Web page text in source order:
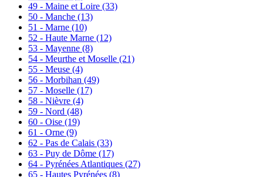
49 - Maine et Loire (33)
50 - Manche (13)
51 - Marne (10)
52 - Haute Marne (12)
53 - Mayenne (8)
54 - Meurthe et Moselle (21)
55 - Meuse (4)
56 - Morbihan (49)
57 - Moselle (17)
58 - Nièvre (4)
59 - Nord (48)
60 - Oise (19)
61 - Orne (9)
62 - Pas de Calais (33)
63 - Puy de Dôme (17)
64 - Pyrénées Atlantiques (27)
65 - Hautes Pyrénées (8)